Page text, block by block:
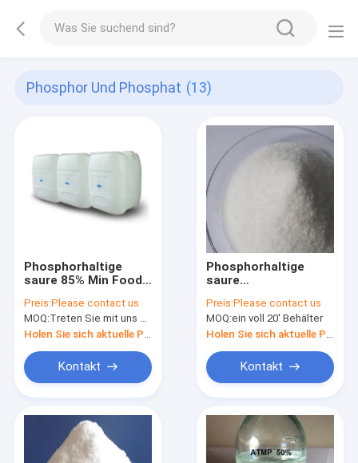
Phosphor Und Phosphat (13)
Phosphorhaltige
saure 85% Min Food
And phosphatieren
CAS 7664-38-2
Preis:Please contact us
MOQ:Treten Sie mit uns bitte in Verbindung
Kontakt
Phosphorhaltige
saure
Chelatbildner HEDP
festes CAS 2809-21-
4
Preis:Please contact us
MOQ:ein voll 20' Behälter
Kontakt